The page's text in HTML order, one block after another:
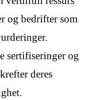
og bedrifter som
sertifiseringer og
deres